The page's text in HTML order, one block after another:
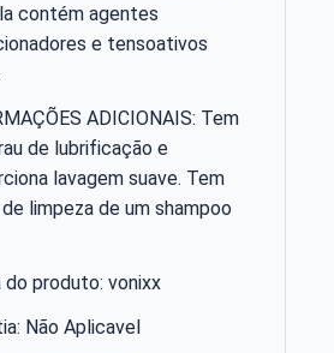
contém agentes
e tensoativos
ADICIONAIS: Tem
de lubrificação e
lavagem suave. Tem
limpeza de um shampoo
do produto: vonixx
Não Aplicavel